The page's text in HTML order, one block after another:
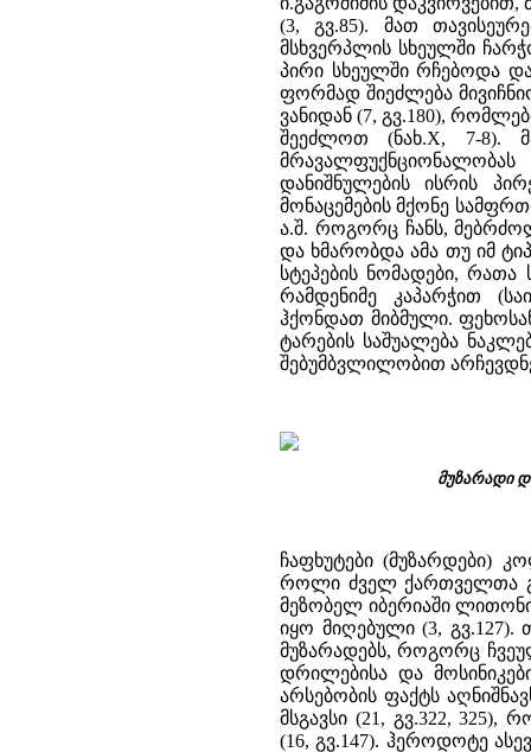
(3, გვ.85). მათ
მსხვერპლის სხეულში
პირი სხეულში რჩებოდა
ფორმად შიეძლება
ვანიდან (7, გვ.180),
შეეძლოთ (ნახ.X, 7-8).
დანიშნულების ისრის
მონაცემების მქონე
ა.შ. როგორც ჩანს,
და ხმარობდა ამა თუ იმ
სტეპების ნომადები,
რამდენიმე კაპარჭით
ჰქონდათ მიბმული.
ტარების საშუალება
შებუმბვლილობით
მუზარადი
ჩაფხუტები (მუზარდები)
როლი ძველ ქართველთა
მეზობელ იბერიაში
იყო მიღებული (3, გვ.127).
მუზარადებს, როგორც
დრილებისა და
არსებობის ფაქტს
მსგავსი (21, გვ.322, 325),
(16, გვ.147). ჰეროდოტე